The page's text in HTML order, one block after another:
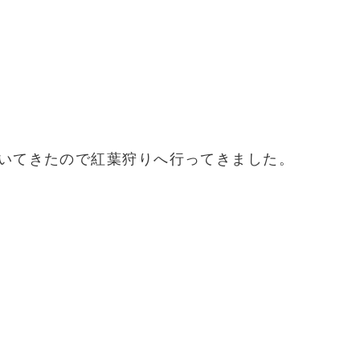
てきたので紅葉狩りへ行ってきました。